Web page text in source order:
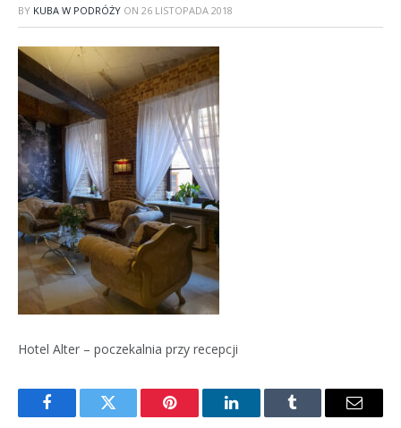
BY KUBA W PODRÓŻY ON 26 LISTOPADA 2018
Hotel Alter – poczekalnia przy recepcji
FacebookTwitter Pinterest LinkedInTumblr Email